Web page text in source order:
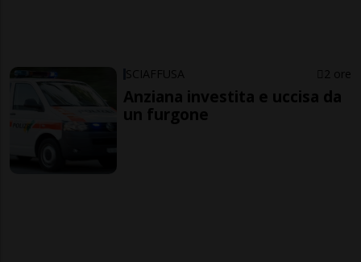
SCIAFFUSA 2 ore
Anziana investita e uccisa da
un furgone